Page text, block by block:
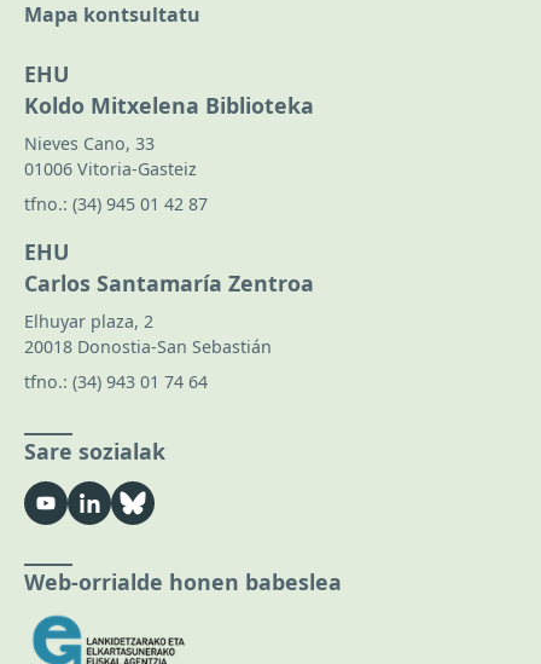
Mapa kontsultatu
EHU
Koldo Mitxelena Biblioteka
Nieves Cano, 33
01006 Vitoria-Gasteiz
tfno.: (34) 945 01 42 87
EHU
Carlos Santamaría Zentroa
Elhuyar plaza, 2
20018 Donostia-San Sebastián
tfno.: (34) 943 01 74 64
Sare sozialak
Web-orrialde honen babeslea